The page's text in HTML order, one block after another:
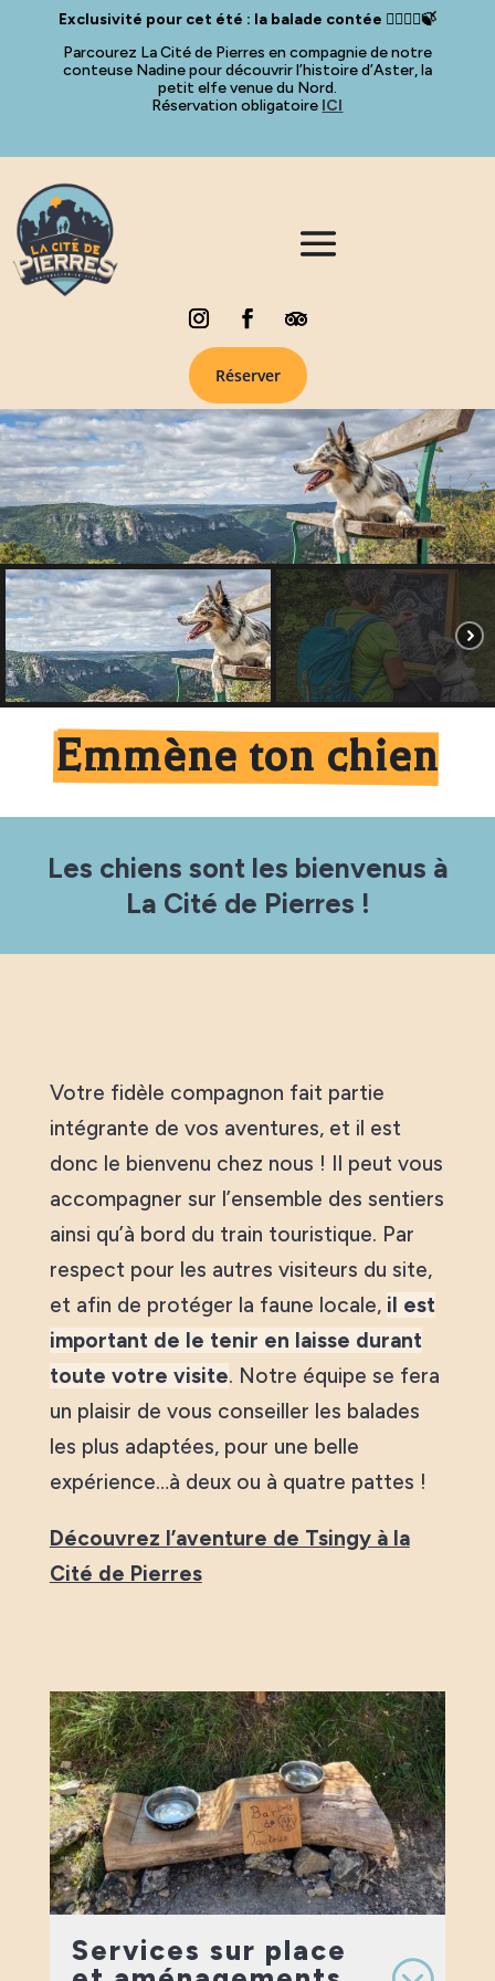
Exclusivité pour cet été : la balade contée 🧚🏻‍♀️✨🍃
Parcourez La Cité de Pierres en compagnie de notre
conteuse Nadine pour découvrir l’histoire d’Aster, la
petit elfe venue du Nord.
Réservation obligatoire ICI
Réserver
Emmène ton chien
Les chiens sont les bienvenus à
La Cité de Pierres !
Votre fidèle compagnon fait partie
intégrante de vos aventures, et il est
donc le bienvenu chez nous ! Il peut vous
accompagner sur l’ensemble des sentiers
ainsi qu’à bord du train touristique. Par
respect pour les autres visiteurs du site,
et afin de protéger la faune locale, il est
important de le tenir en laisse durant
toute votre visite. Notre équipe se fera
un plaisir de vous conseiller les balades
les plus adaptées, pour une belle
expérience…à deux ou à quatre pattes !
Découvrez l’aventure de Tsingy à la
Cité de Pierres
Services sur place